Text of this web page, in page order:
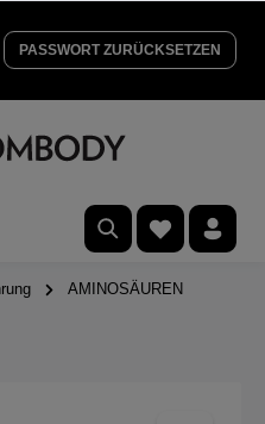
PASSWORT ZURÜCKSETZEN
AMINOSÄUREN